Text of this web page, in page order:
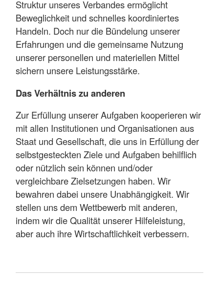
Struktur unseres Verbandes ermöglicht
Beweglichkeit und schnelles koordiniertes
Handeln. Doch nur die Bündelung unserer
Erfahrungen und die gemeinsame Nutzung
unserer personellen und materiellen Mittel
sichern unsere Leistungsstärke.
Das Verhältnis zu anderen
Zur Erfüllung unserer Aufgaben kooperieren wir
mit allen Institutionen und Organisationen aus
Staat und Gesellschaft, die uns in Erfüllung der
selbstgesteckten Ziele und Aufgaben behilflich
oder nützlich sein können und/oder
vergleichbare Zielsetzungen haben. Wir
bewahren dabei unsere Unabhängigkeit. Wir
stellen uns dem Wettbewerb mit anderen,
indem wir die Qualität unserer Hilfeleistung,
aber auch ihre Wirtschaftlichkeit verbessern.